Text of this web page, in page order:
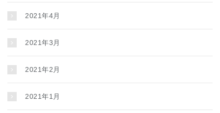
2021年4月
2021年3月
2021年2月
2021年1月